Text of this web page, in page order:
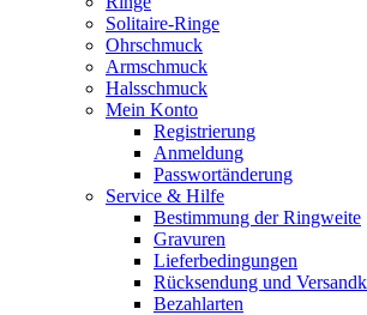
Solitaire-Ringe
Ohrschmuck
Armschmuck
Halsschmuck
Mein Konto
Registrierung
Anmeldung
Passwortänderung
Service & Hilfe
Bestimmung der Ringweite
Gravuren
Lieferbedingungen
Rücksendung und
Bezahlarten